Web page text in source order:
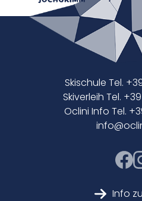
Skischule Tel.
Skiverleih Tel.
Oclini Info Tel.
Info